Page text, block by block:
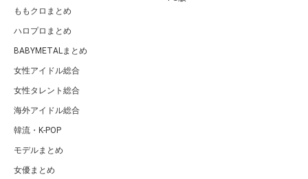
ももクロまとめ
ハロプロまとめ
BABYMETALまとめ
女性アイドル総合
女性タレント総合
海外アイドル総合
韓流・K-POP
モデルまとめ
女優まとめ